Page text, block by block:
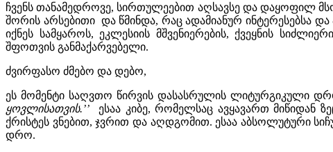
ჩვენს თანამედროვე, სირთულეებით აღსავსე და დაყოფილ
შორის არსებითი და წმინდა, რაც ადამიანურ ინტერესებსა
იქნეს სამყაროს, ეკლესიის მშვენიერების, ქვეყნის
შფოთვის განმაქარვებელი.
ძვირფასო ძმებო და დებო,
ეს მომენტი საღვთო წირვის დასასრულის ლიტურგიკული
ყოვლისათვის.’’ ესაა კიბე, რომელსაც ავყავართ მიწიდან
ქრისტეს ვნებით, ჯვრით და აღდგომით. ესაა აბსოლუტური
დრო.